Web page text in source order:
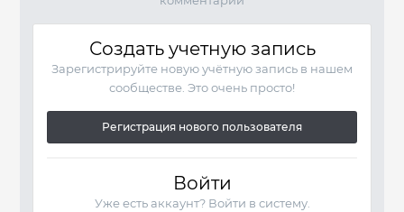
Создать учетную запись
Зарегистрируйте новую учётную запись в нашем
сообществе. Это очень просто!
Регистрация нового пользователя
Войти
Уже есть аккаунт? Войти в систему.